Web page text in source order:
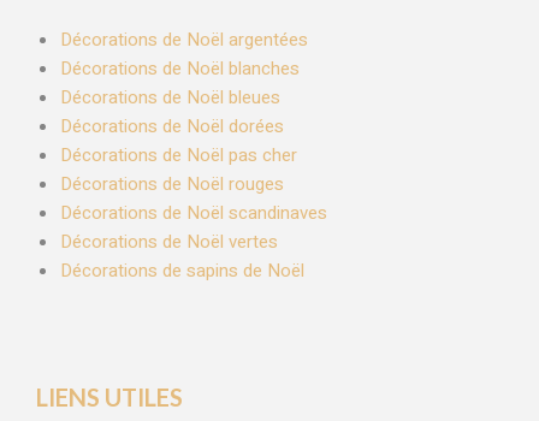
Décorations de Noël argentées
Décorations de Noël blanches
Décorations de Noël bleues
Décorations de Noël dorées
Décorations de Noël pas cher
Décorations de Noël rouges
Décorations de Noël scandinaves
Décorations de Noël vertes
Décorations de sapins de Noël
LIENS UTILES